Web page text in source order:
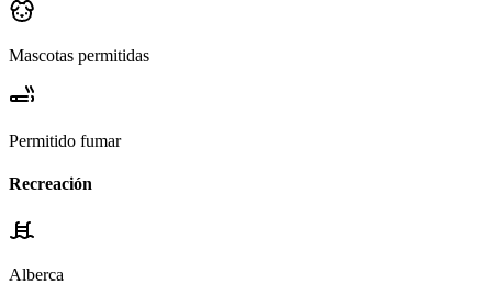
Mascotas permitidas
Permitido fumar
Recreación
Alberca